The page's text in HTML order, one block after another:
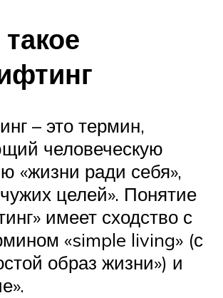
– это термин,
человеческую
«жизни ради себя»,
чужих целей». Понятие
имеет сходство с
«simple living» (с
образ жизни») и